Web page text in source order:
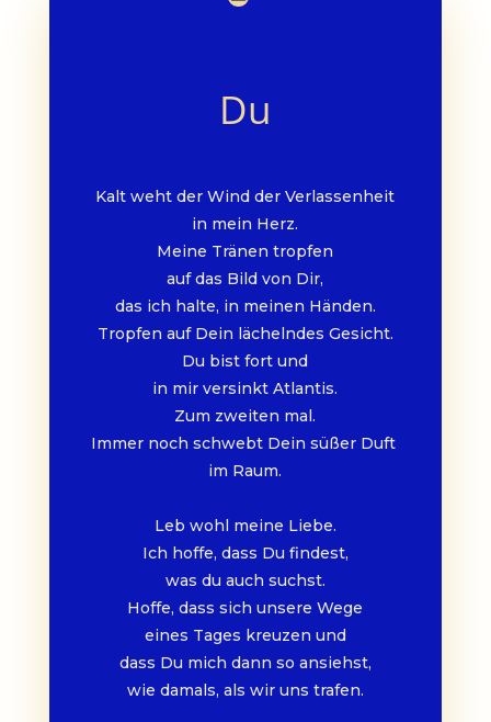
Du
Kalt weht der Wind der Verlassenheit
in mein Herz.
Meine Tränen tropfen
auf das Bild von Dir,
das ich halte, in meinen Händen.
Tropfen auf Dein lächelndes Gesicht.
Du bist fort und
in mir versinkt Atlantis.
Zum zweiten mal.
Immer noch schwebt Dein süßer Duft
im Raum.
Leb wohl meine Liebe.
Ich hoffe, dass Du findest,
was du auch suchst.
Hoffe, dass sich unsere Wege
eines Tages kreuzen und
dass Du mich dann so ansiehst,
wie damals, als wir uns trafen.